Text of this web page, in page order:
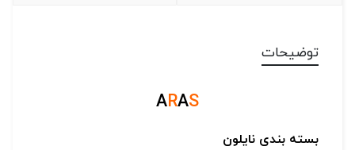
توضیحات
ARAS
بسته بندی نایلون